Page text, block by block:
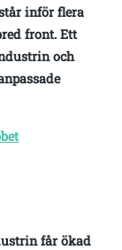
inför flera
front. Ett
och
får ökad